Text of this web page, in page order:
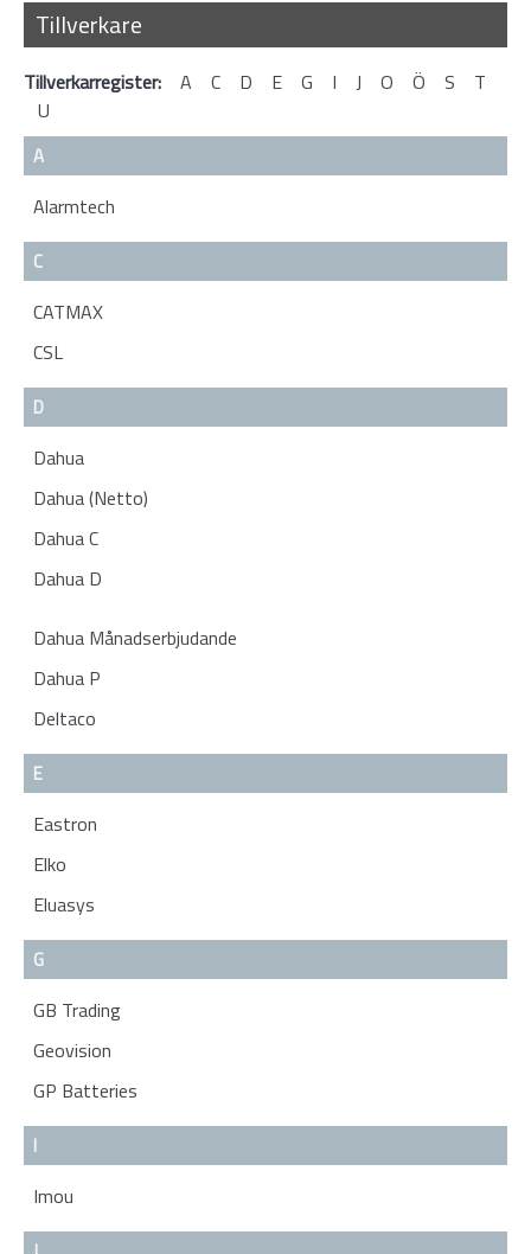
Tillverkare
Tillverkarregister: A C D E G I J O Ö S
T
U
A
Alarmtech
C
CATMAX
CSL
D
Dahua
Dahua (Netto)
Dahua C
Dahua D
Dahua Månadserbjudande
Dahua P
Deltaco
E
Eastron
Elko
Eluasys
G
GB Trading
Geovision
GP Batteries
I
Imou